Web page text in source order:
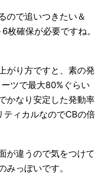
ので追いつきたい＆
枚確保が必要ですね。
がり方ですと、素の発
ツで最大80%ぐらい
かなり安定した発動率
ィカルなのでCBの倍
が違うので気をつけて
みっぽいです。